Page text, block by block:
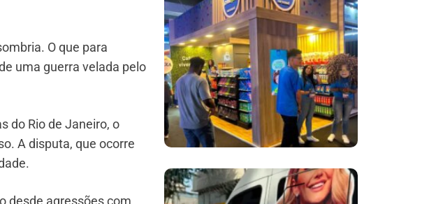
O que para
uma guerra velada pelo
do Rio de Janeiro, o
A disputa, que ocorre
desde agressões com
Inovação No Brasil
Com A Participação
Do Prezunic No Rio
Innovation Week
2026
​Segurança Pública